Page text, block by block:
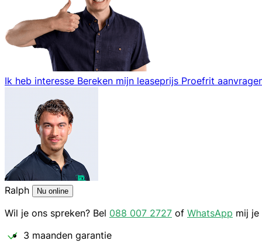
Ik heb interesse Bereken mijn leaseprijs Proefrit
Ralph Nu online
Wil je ons spreken? Bel 088 007 2727 of WhatsApp mij je
3 maanden garantie